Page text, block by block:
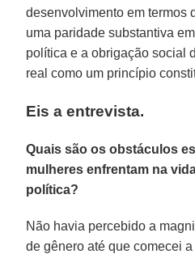
desenvolvimento em termos
uma paridade substantiva
política e a obrigação social
real como um princípio
Eis a entrevista.
Quais são os obstáculos
mulheres enfrentam na
política?
Não havia percebido a
de gênero até que comecei